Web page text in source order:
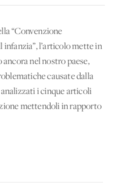
“Convenzione
l’articolo mette in
nel nostro paese,
causate dalla
i cinque articoli
mettendoli in rapporto